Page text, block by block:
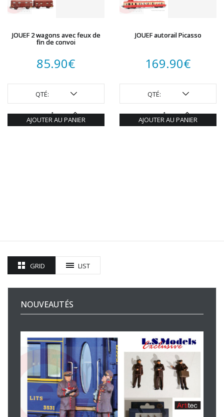
JOUEF 2 wagons avec feux de
fin de convoi
85.90€
QTÉ:
AJOUTER AU PANIER
JOUEF autorail Picasso
169.90€
QTÉ:
AJOUTER AU PANIER
GRID LIST
NOUVEAUTÉS